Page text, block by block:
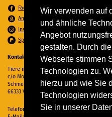
Wir verwenden auf
und ähnliche
Angebot
gestalten. Durch
Webseite stimmen
Technologien zu.
hierzu und wie Sie
Technologien
Sie in unserer
Facebook
Amazon Wunschzettel
Instagram
Spenden per PayPal
Kontakt
Tiere in Not Saar e.V.
c/o Monika Ewen
Schmelzer Straße 22
66333 Völklingen
Telefon:
06898 294862